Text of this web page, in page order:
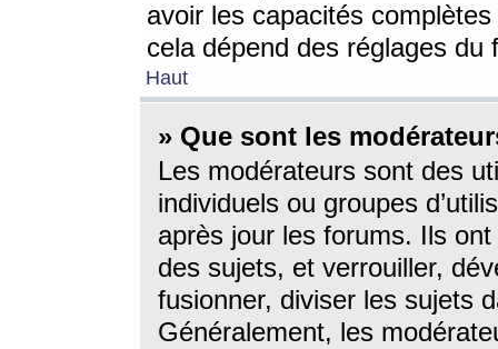
avoir les capacités
cela dépend des réglages du
Haut
» Que sont les
Les modérateurs sont des
individuels ou groupes
après jour les forums. Ils ont
des sujets, et verrouiller,
fusionner, diviser les sujets
Généralement, les